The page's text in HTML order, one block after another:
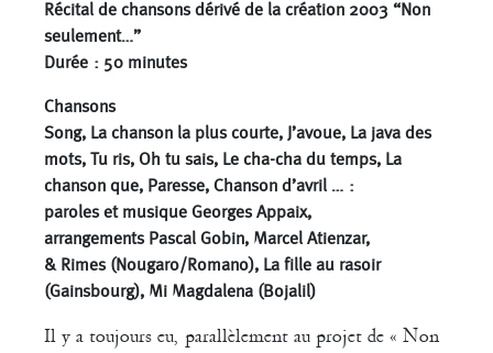
Récital de chansons dérivé de la création 2003 “Non
seulement…”
Durée : 50 minutes
Chansons
Song, La chanson la plus courte, J’avoue, La java des
mots, Tu ris, Oh tu sais, Le cha-cha du temps, La
chanson que, Paresse, Chanson d’avril … :
paroles et musique Georges Appaix,
arrangements Pascal Gobin, Marcel Atienzar,
& Rimes (Nougaro/Romano), La fille au rasoir
(Gainsbourg), Mi Magdalena (Bojalil)
Il y a toujours eu, parallèlement au projet de « Non